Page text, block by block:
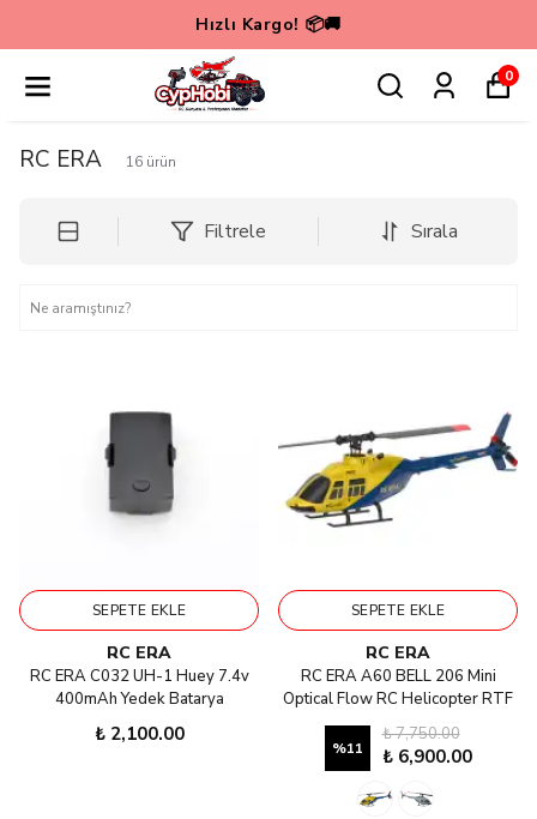
🚀💳 Cyp Hobi'de VADE FARKSIZ 6 TAKSİT
0
RC ERA 16 ürün
Filtrele Sırala
SEPETE EKLE
RC ERA
RC ERA C032 UH-1 Huey 7.4v
400mAh Yedek Batarya
₺ 2,100.00
SEPETE EKLE
RC ERA
RC ERA A60 BELL 206 Mini
Optical Flow RC Helicopter RTF
%11
₺ 7,750.00
₺ 6,900.00